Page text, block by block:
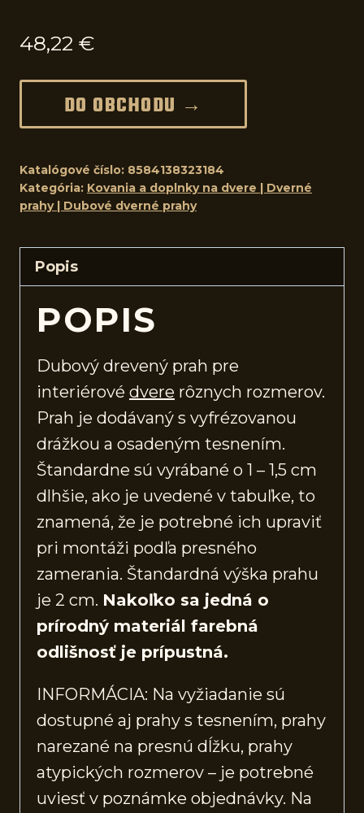
48,22 €
DO OBCHODU →
Katalógové číslo: 8584138323184
Kategória: Kovania a doplnky na dvere | Dverné
prahy | Dubové dverné prahy
Popis
POPIS
Dubový drevený prah pre
interiérové dvere rôznych rozmerov.
Prah je dodávaný s vyfrézovanou
drážkou a osadeným tesnením.
Štandardne sú vyrábané o 1 – 1,5 cm
dlhšie, ako je uvedené v tabuľke, to
znamená, že je potrebné ich upraviť
pri montáži podľa presného
zamerania. Štandardná výška prahu
je 2 cm. Nakoľko sa jedná o
prírodný materiál farebná
odlišnosť je prípustná.
INFORMÁCIA: Na vyžiadanie sú
dostupné aj prahy s tesnením, prahy
narezané na presnú dĺžku, prahy
atypických rozmerov – je potrebné
uviesť v poznámke objednávky. Na